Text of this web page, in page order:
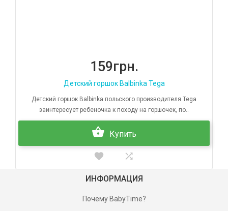
159грн.
Детский горшок Balbinka Tega
Детский горшок Balbinka польского производителя Tega
заинтересует ребеночка к походу на горшочек, по..
Купить
ИНФОРМАЦИЯ
Почему BabyTime?